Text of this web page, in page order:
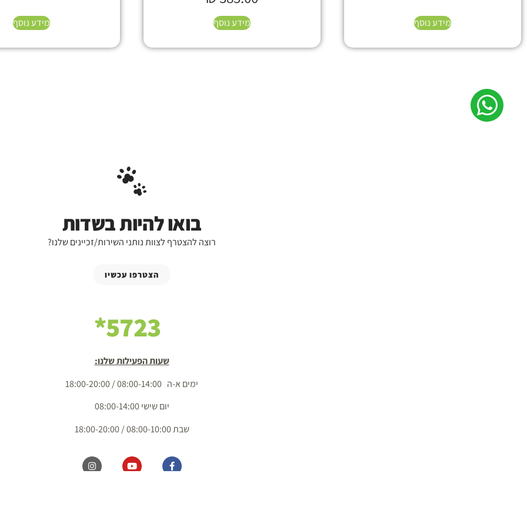
מידע נוסף מידע נוסף מידע נוסף
בואו להיות בשדות
רוצה להצטרף לצוות נותני השירות/זכיינים שלנו?
הצטרפו עכשיו
5723*
שעות הפעילות שלנו:
ימים א-ה 08:00-14:00 / 18:00-20:00
יום שישי 08:00-14:00
שבת 08:00-10:00 / 18:00-20:00